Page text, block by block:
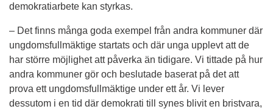
demokratiarbete kan styrkas.
– Det finns många goda exempel från andra kommuner där
ungdomsfullmäktige startats och där unga upplevt att de
har större möjlighet att påverka än tidigare. Vi tittade på hur
andra kommuner gör och beslutade baserat på det att
prova ett ungdomsfullmäktige under ett år. Vi lever
dessutom i en tid där demokrati till synes blivit en bristvara,